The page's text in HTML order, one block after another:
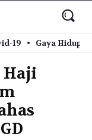
19 Gaya Hidup
Haji